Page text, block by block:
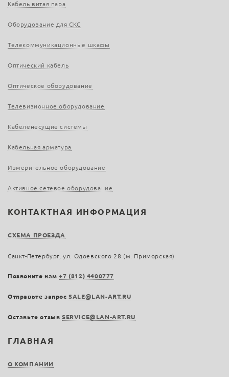
ГЛАВНАЯ
О КОМПАНИИ
Кабель витая пара
Оборудование для СКС
Телекоммуникационные шкафы
Оптический кабель
Оптическое оборудование
Телевизионное оборудование
Кабеленесущие системы
Кабельная арматура
Измерительное оборудование
Активное сетевое оборудование
КОНТАКТНАЯ ИНФОРМАЦИЯ
СХЕМА ПРОЕЗДА
Санкт-Петербург, ул. Одоевского 28 (м. Приморская)
Позвоните нам+7 (812) 4400777
Отправьте запросSALE@LAN-ART.RU
Оставьте отзыв SERVICE@LAN-ART.RU